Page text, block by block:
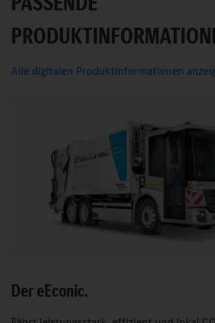
Alle digitalen Produktinformationen
DereEconic.